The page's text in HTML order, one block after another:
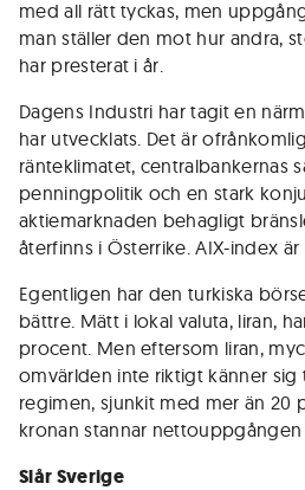
med all rätt tyckas, men
man ställer den mot hur andra,
har presterat i år.
Dagens Industri har tagit en
har utvecklats. Det är
ränteklimatet, centralbankernas
penningpolitik och en stark
aktiemarknaden behagligt
återfinns i Österrike. AIX-index
Egentligen har den turkiska
bättre. Mätt i lokal valuta, liran,
procent. Men eftersom liran,
omvärlden inte riktigt känner
regimen, sjunkit med mer än 20
kronan stannar
Slår Sverige